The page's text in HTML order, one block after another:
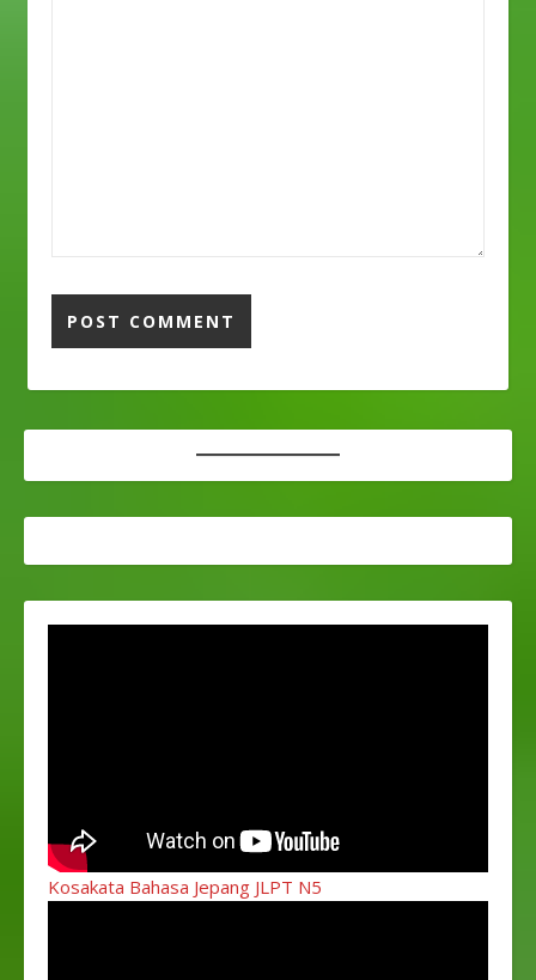
Kosakata Bahasa Jepang JLPT N5